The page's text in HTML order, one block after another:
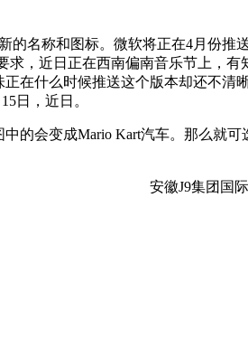
名称和图标。微软将正在4月份推
，近日正在西南偏南音乐节上，
在什么时候推送这个版本却还不清
日，近日。
会变成Mario Kart汽车。那么就可
安徽J9集团国